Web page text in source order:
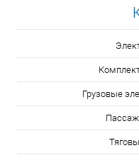
Грузовые